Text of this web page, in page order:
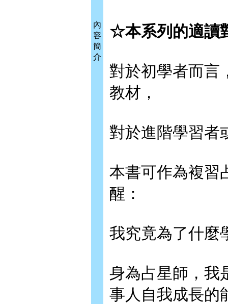
內
容
簡
介
☆本系列的適讀
對於初學者而言
教材，
對於進階學習者
本書可作為複習
醒：
我究竟為了什麼
身為占星師，我
事人自我成長的